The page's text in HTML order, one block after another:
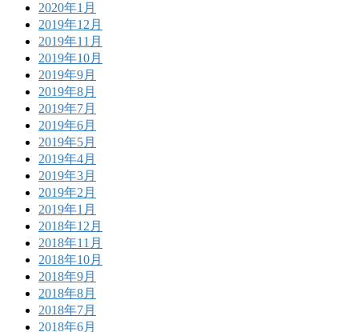
2020年1月
2019年12月
2019年11月
2019年10月
2019年9月
2019年8月
2019年7月
2019年6月
2019年5月
2019年4月
2019年3月
2019年2月
2019年1月
2018年12月
2018年11月
2018年10月
2018年9月
2018年8月
2018年7月
2018年6月